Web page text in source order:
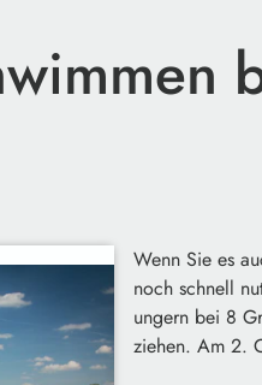
Wenn Sie es
noch schnell
ungern bei 8
ziehen. Am 2.